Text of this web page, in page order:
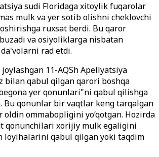
sudi Floridaga xitoylik fuqarolar
mulk va yer sotib olishni cheklovchi
ruxsat berdi. Bu qaror
va osiyoliklarga nisbatan
rad etdi.
11-AQSh Apellyatsiya
bilan qabul qilgan qarori boshqa
yer qonunlari"ni qabul qilishga
Bu qonunlar bir vaqtlar keng tarqalgan
oldin ommabopligini yo‘qotgan. Hozirda
qonunchilari xorijiy mulk egaligini
loyihalarini qabul qilgan yoki taqdim